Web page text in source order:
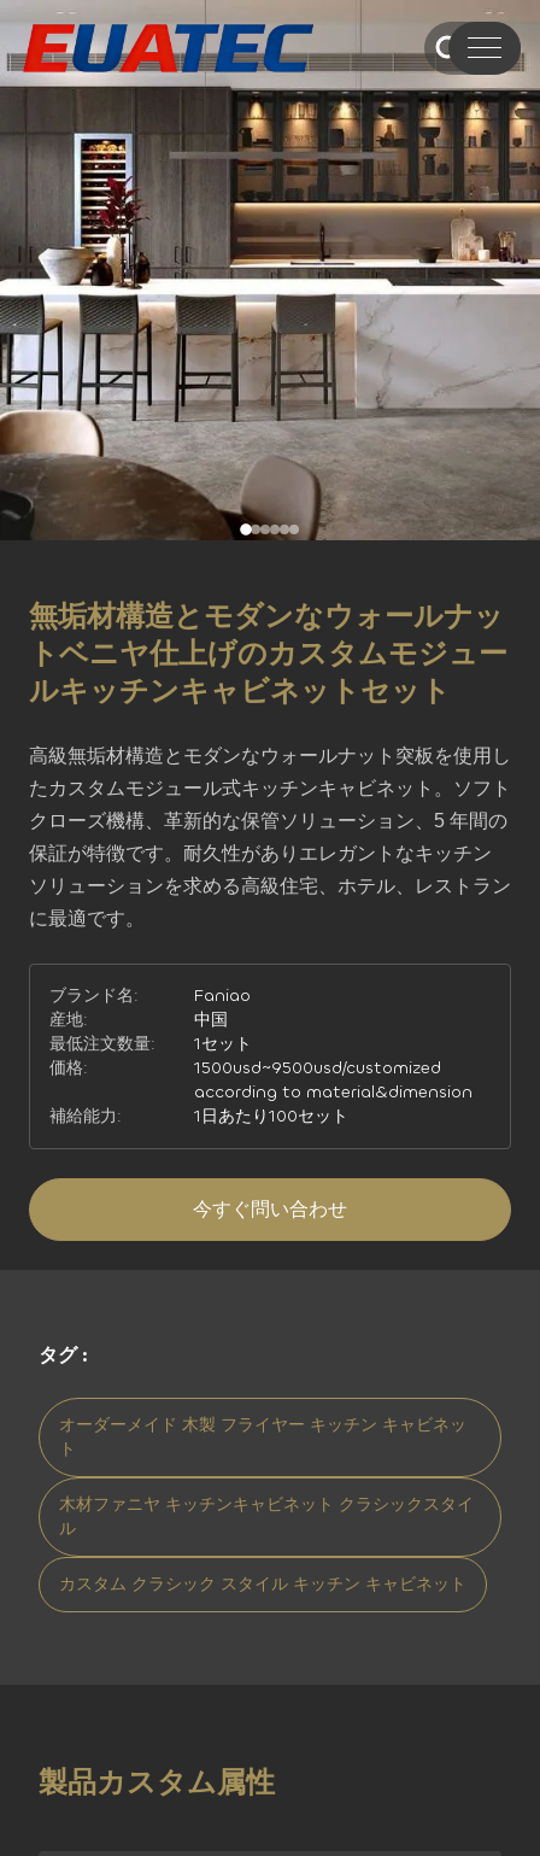
無垢材構造とモダンなウォールナッ
トベニヤ仕上げのカスタムモジュー
ルキッチンキャビネットセット
高級無垢材構造とモダンなウォールナット突板を使用し
たカスタムモジュール式キッチンキャビネット。ソフト
クローズ機構、革新的な保管ソリューション、5 年間の
保証が特徴です。耐久性がありエレガントなキッチン
ソリューションを求める高級住宅、ホテル、レストラン
に最適です。
ブランド名:
Faniao
産地:
中国
最低注文数量:
1セット
価格:
1500usd~9500usd/customized
according to material&dimension
補給能力:
1日あたり100セット
今すぐ問い合わせ
タグ :
オーダーメイド 木製 フライヤー キッチン キャビネッ
ト
木材ファニヤ キッチンキャビネット クラシックスタイ
ル
カスタム クラシック スタイル キッチン キャビネット
製品カスタム属性